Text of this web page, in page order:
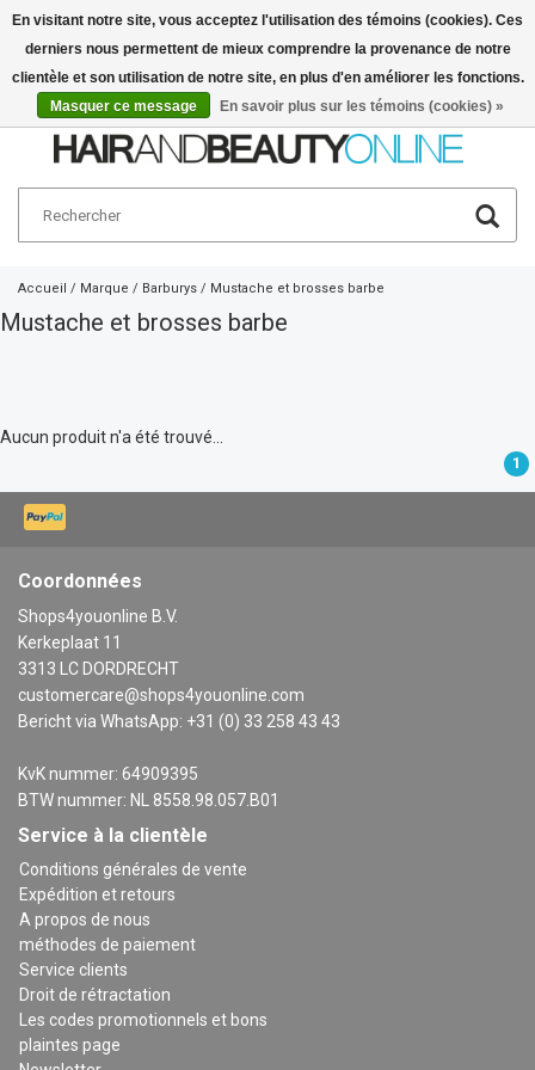
Français
Accueil / Marque / Barburys / Mustache et brosses barbe
Mustache et brosses barbe
Aucun produit n'a été trouvé...
1
Coordonnées
Shops4youonline B.V.
Kerkeplaat 11
3313 LC DORDRECHT
customercare@shops4youonline.com
Bericht via WhatsApp: +31 (0) 33 258 43 43
KvK nummer: 64909395
BTW nummer: NL 8558.98.057.B01
Service à la clientèle
Conditions générales de vente
Expédition et retours
A propos de nous
méthodes de paiement
Service clients
Droit de rétractation
Les codes promotionnels et bons
plaintes page
En visitant notre site, vous acceptez l'utilisation des témoins (cookies). Ces
derniers nous permettent de mieux comprendre la provenance de notre
clientèle et son utilisation de notre site, en plus d'en améliorer les fonctions.
Masquer ce message
En savoir plus sur les témoins (cookies) »